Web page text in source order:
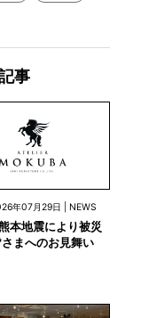
事
年07月29日 | NEWS
本地震により被災
まへのお見舞い